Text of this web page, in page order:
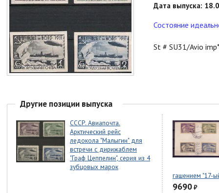
Дата выпуска:
Состояние
St # SU31/Avio
Другие позиции выпуска
СССР. Авиапочта.
Арктический рейс
ледокола "Малыгин" для
встречи с дирижаблем
"Граф Цеппелин", серия из 4
зубцовых марок
гашением "17-
9690₽